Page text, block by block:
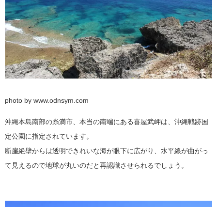
photo by www.odnsym.com
沖縄本島南部の糸満市、本当の南端にある喜屋武岬は、沖縄戦跡国
定公園に指定されています。
断崖絶壁からは透明できれいな海が眼下に広がり、水平線が曲がっ
て見えるので地球が丸いのだと再認識させられるでしょう。